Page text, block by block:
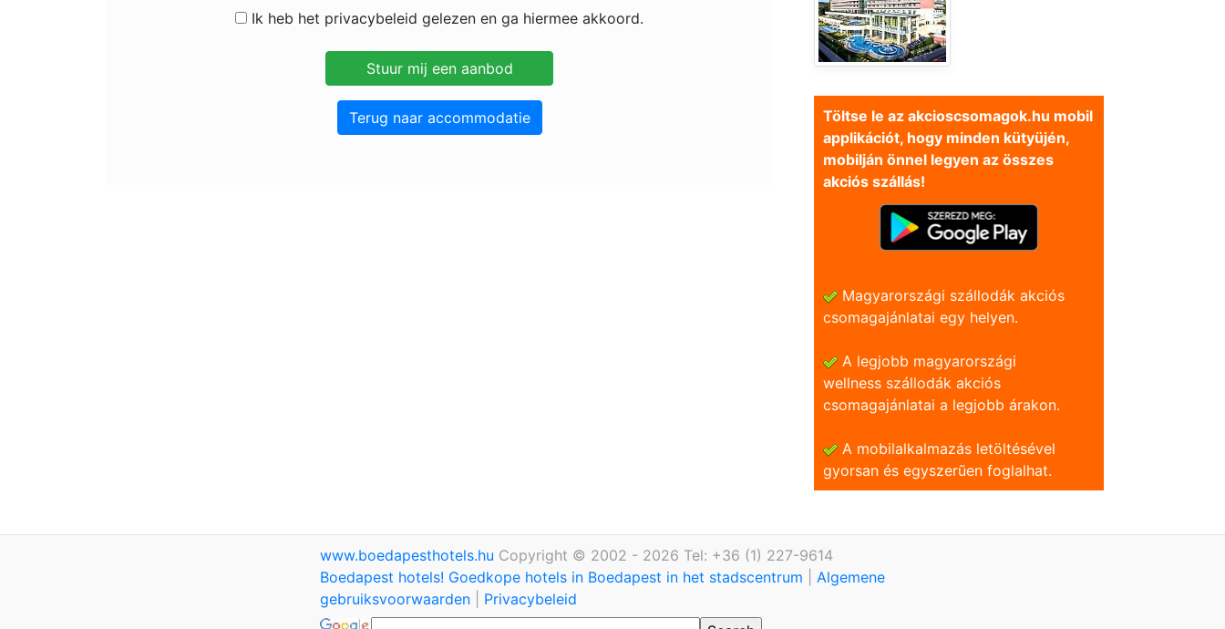
Ik heb het privacybeleid gelezen en ga hiermee akkoord.
Terug naar accommodatie
Töltse le az akcioscsomagok.hu mobil
applikációt, hogy minden kütyüjén,
mobilján önnel legyen az összes
akciós szállás!
Magyarországi szállodák akciós
csomagajánlatai egy helyen.
A legjobb magyarországi
wellness szállodák akciós
csomagajánlatai a legjobb árakon.
A mobilalkalmazás letöltésével
gyorsan és egyszerũen foglalhat.
www.boedapesthotels.hu Copyright © 2002 - 2026 Tel: +36 (1) 227-9614
Boedapest hotels! Goedkope hotels in Boedapest in het stadscentrum
Algemene
gebruiksvoorwaarden
Privacybeleid